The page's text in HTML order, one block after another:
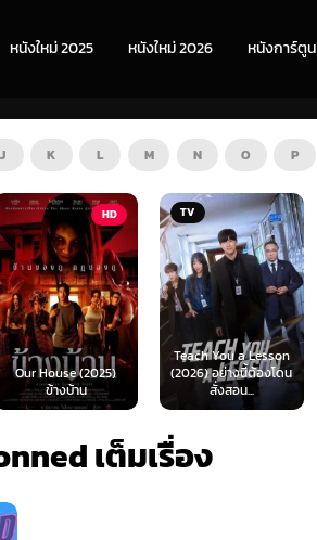
หนังใหม่ 2025 หนังใหม่ 2026 หนังการ์ตูน
J K L M N O P
TV
Teach You a Lesson
(2026) อย่างนี้ต้องโดน
สั่งสอน...
TV
IT Welcome to Derry
(2025) อิท: ยินดีต้อนรับ
สู่เดอร์รี่
เต็มเรื่อง